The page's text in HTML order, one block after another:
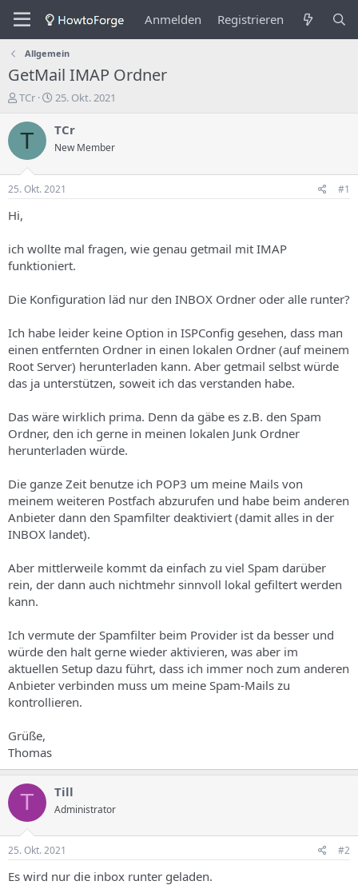
Anmelden Registrieren
Allgemein
GetMail IMAP Ordner
E
s
e
e
r
d
s
T
e
a
s
TCr
E
s
e
l
u
d
a
u
25. Okt. 2021
T TCr
New Member
25. Okt. 2021 #1
Hi,
ich wollte mal fragen, wie genau getmail mit IMAP
funktioniert.
Die Konfiguration läd nur den INBOX Ordner oder alle runter?
Ich habe leider keine Option in ISPConfig gesehen, dass man
einen entfernten Ordner in einen lokalen Ordner (auf meinem
Root Server) herunterladen kann. Aber getmail selbst würde
das ja unterstützen, soweit ich das verstanden habe.
Das wäre wirklich prima. Denn da gäbe es z.B. den Spam
Ordner, den ich gerne in meinen lokalen Junk Ordner
herunterladen würde.
Die ganze Zeit benutze ich POP3 um meine Mails von
meinem weiteren Postfach abzurufen und habe beim anderen
Anbieter dann den Spamfilter deaktiviert (damit alles in der
INBOX landet).
Aber mittlerweile kommt da einfach zu viel Spam darüber
rein, der dann auch nichtmehr sinnvoll lokal gefiltert werden
kann.
Ich vermute der Spamfilter beim Provider ist da besser und
würde den halt gerne wieder aktivieren, was aber im
aktuellen Setup dazu führt, dass ich immer noch zum anderen
Anbieter verbinden muss um meine Spam-Mails zu
kontrollieren.
Grüße,
Thomas
T Till
Administrator
25. Okt. 2021 #2
Es wird nur die inbox runter geladen.